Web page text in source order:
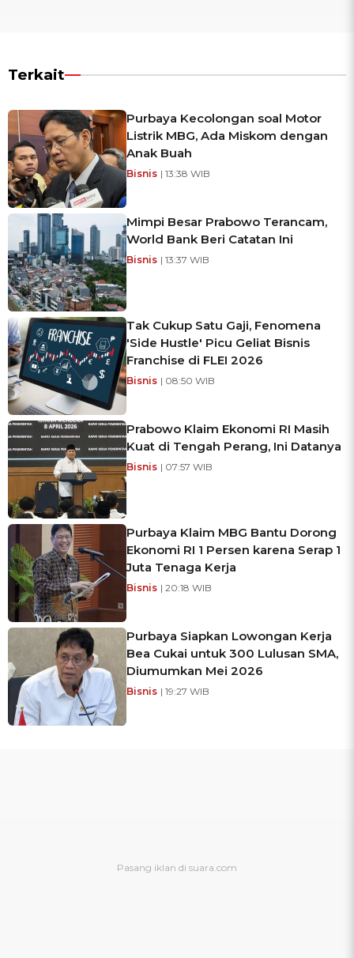
Terkait
Purbaya Kecolongan soal Motor
Listrik MBG, Ada Miskom dengan
Anak Buah
Bisnis | 13:38 WIB
Mimpi Besar Prabowo Terancam,
World Bank Beri Catatan Ini
Bisnis | 13:37 WIB
Tak Cukup Satu Gaji, Fenomena
'Side Hustle' Picu Geliat Bisnis
Franchise di FLEI 2026
Bisnis | 08:50 WIB
Prabowo Klaim Ekonomi RI Masih
Kuat di Tengah Perang, Ini Datanya
Bisnis | 07:57 WIB
Purbaya Klaim MBG Bantu Dorong
Ekonomi RI 1 Persen karena Serap 1
Juta Tenaga Kerja
Bisnis | 20:18 WIB
Purbaya Siapkan Lowongan Kerja
Bea Cukai untuk 300 Lulusan SMA,
Diumumkan Mei 2026
Bisnis | 19:27 WIB